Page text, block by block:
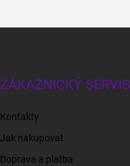
ZÁKAZNICKÝ SERVIS
Kontakty
Jak nakupovat
Doprava a platba